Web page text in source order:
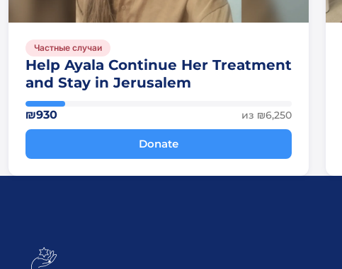
Частные случаи
Help Ayala Continue Her Treatment
and Stay in Jerusalem
₪930 из ₪6,250
Donate